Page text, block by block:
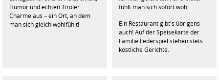
Humor und echten Tiroler
Charme aus – ein Ort, an dem
man sich gleich wohlfühlt!
fühlt man sich sofort wohl.
Ein Restaurant gibt's übrigens
auch! Auf der Speisekarte der
Familie Federspiel stehen stets
köstliche Gerichte.